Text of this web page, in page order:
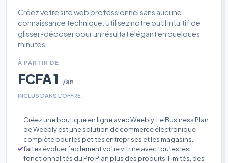
Créez votre site web professionnel sans aucune
connaissance technique. Utilisez notre outil intuitif de
glisser-déposer pour un résultat élégant en quelques
minutes.
À PARTIR DE
FCFA 1 /an
INCLUS DANS L'OFFRE :
Créez une boutique en ligne avec Weebly. Le Business Plan
de Weebly est une solution de commerce électronique
complète pour les petites entreprises et les magasins,
faites évoluer facilement votre vitrine avec toutes les
fonctionnalités du Pro Plan plus des produits illimités, des